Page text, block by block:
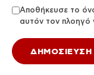
Αποθήκευσε το
αυτόν τον πλοηγό